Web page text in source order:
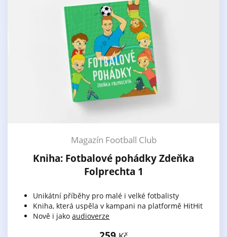
Magazín Football Club
Kniha: Fotbalové pohádky Zdeňka
Folprechta 1
Unikátní příběhy pro malé i velké fotbalisty
Kniha, která uspěla v kampani na platformě HitHit
Nově i jakoaudioverze